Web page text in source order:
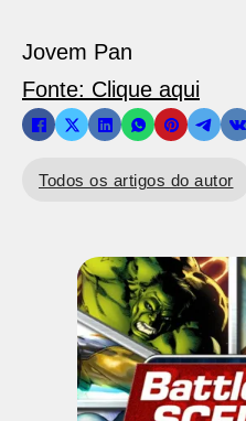
Jovem Pan
Fonte: Clique aqui
Todos os artigos do autor